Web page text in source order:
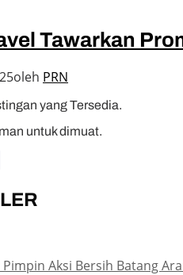
Tawarkan
oleh PRN
yang Tersedia.
untuk dimuat.
Aksi Bersih Batang